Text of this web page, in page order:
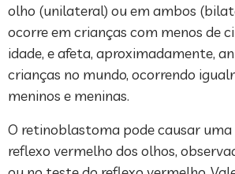
olho (unilateral) ou em ambos
ocorre em crianças com menos de
idade, e afeta, aproximadamente,
crianças no mundo, ocorrendo
meninos e meninas.
O retinoblastoma pode causar
reflexo vermelho dos olhos,